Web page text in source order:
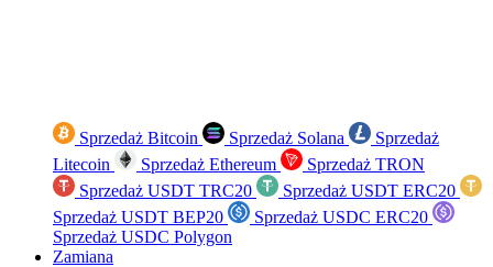
Sprzedaż Bitcoin Sprzedaż Solana
Sprzedaż
Litecoin
Sprzedaż Ethereum
Sprzedaż TRON
Sprzedaż USDT TRC20
Sprzedaż USDT ERC20
Sprzedaż USDT BEP20
Sprzedaż USDC ERC20
Sprzedaż USDC Polygon
Zamiana